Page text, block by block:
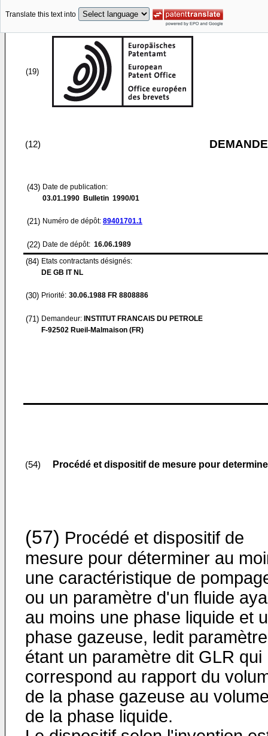
Translate this text into
(19)
(12)
(43) Date de publication:
03.01.1990 Bulletin 1990/01
(21) Numéro de dépôt: 89401701.1
(22) Date de dépôt: 16.06.1989
(84) Etats contractants désignés:
DE GB IT NL
(30) Priorité: 30.06.1988 FR 8808886
(71) Demandeur: INSTITUT FRANCAIS DU PETROLE
F-92502 Rueil-Malmaison (FR)
(54) Procédé et dispositif de mesure pour
(57) Procédé et dispositif de
mesure pour déterminer au
une caractéristique de
ou un paramètre d'un fluide
au moins une phase liquide et
phase gazeuse, ledit paramètre
étant un paramètre dit GLR qui
correspond au rapport du
de la phase gazeuse au
de la phase liquide.